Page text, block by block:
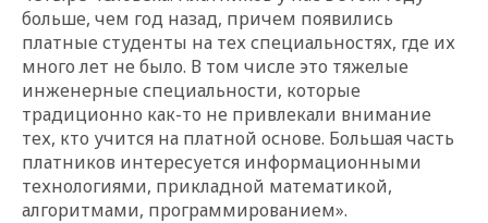
больше, чем год назад, причем появились
платные студенты на тех специальностях, где их
много лет не было. В том числе это тяжелые
инженерные специальности, которые
традиционно как-то не привлекали внимание
тех, кто учится на платной основе. Большая часть
платников интересуется информационными
технологиями, прикладной математикой,
алгоритмами, программированием».